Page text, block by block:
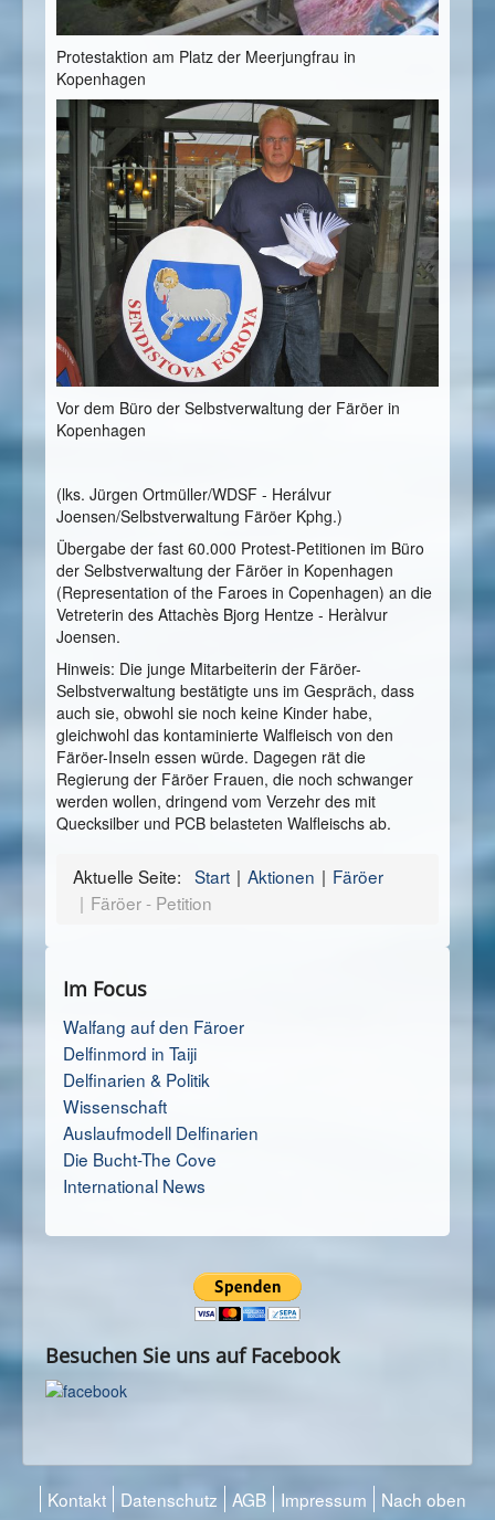
Protestaktion am Platz der Meerjungfrau in
Kopenhagen
Vor dem Büro der Selbstverwaltung der Färöer in
Kopenhagen
(lks. Jürgen Ortmüller/WDSF - Herálvur
Joensen/Selbstverwaltung Färöer Kphg.)
Übergabe der fast 60.000 Protest-Petitionen im Büro
der Selbstverwaltung der Färöer in Kopenhagen
(Representation of the Faroes in Copenhagen) an die
Vetreterin des Attachès Bjorg Hentze - Heràlvur
Joensen.
Hinweis: Die junge Mitarbeiterin der Färöer-
Selbstverwaltung bestätigte uns im Gespräch, dass
auch sie, obwohl sie noch keine Kinder habe,
gleichwohl das kontaminierte Walfleisch von den
Färöer-Inseln essen würde. Dagegen rät die
Regierung der Färöer Frauen, die noch schwanger
werden wollen, dringend vom Verzehr des mit
Quecksilber und PCB belasteten Walfleischs ab.
Aktuelle Seite: Start Aktionen
Färöer
Färöer - Petition
Im Focus
Walfang auf den Färoer
Delfinmord in Taiji
Delfinarien & Politik
Wissenschaft
Auslaufmodell Delfinarien
Die Bucht-The Cove
International News
Besuchen Sie uns auf Facebook
Nach oben
Impressum
AGB
Datenschutz
Kontakt